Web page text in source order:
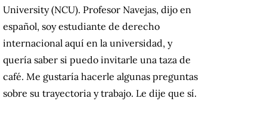
University (NCU). Profesor Navejas, dijo en
español, soy estudiante de derecho
internacional aquí en la universidad, y
quería saber si puedo invitarle una taza de
café. Me gustaría hacerle algunas preguntas
sobre su trayectoria y trabajo. Le dije que sí.